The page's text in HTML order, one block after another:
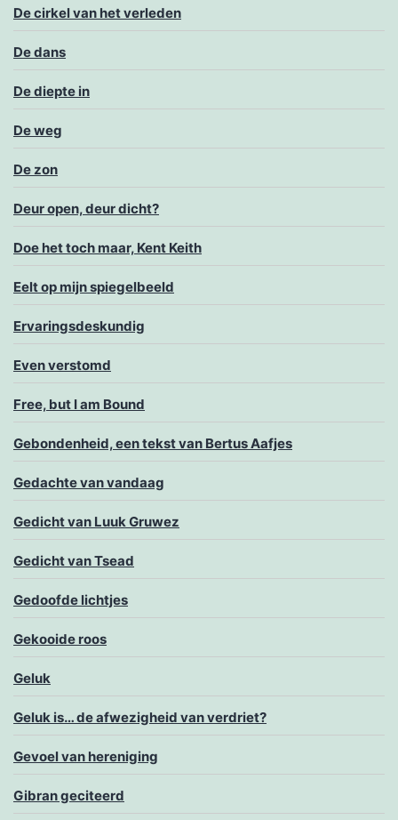
De cirkel van het verleden
De dans
De diepte in
De weg
De zon
Deur open, deur dicht?
Doe het toch maar, Kent Keith
Eelt op mijn spiegelbeeld
Ervaringsdeskundig
Even verstomd
Free, but I am Bound
Gebondenheid, een tekst van Bertus Aafjes
Gedachte van vandaag
Gedicht van Luuk Gruwez
Gedicht van Tsead
Gedoofde lichtjes
Gekooide roos
Geluk
Geluk is… de afwezigheid van verdriet?
Gevoel van hereniging
Gibran geciteerd